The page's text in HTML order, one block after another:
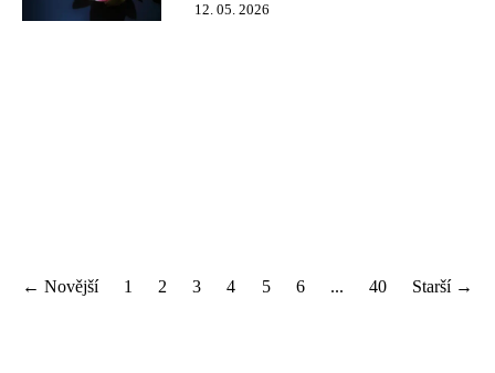
12. 05. 2026
← Novější 1 2 3 4 5 6 ... 40 Starší →